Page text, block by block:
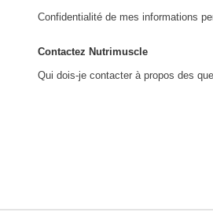
Confidentialité de mes informations
Contactez Nutrimuscle
Qui dois-je contacter à propos des